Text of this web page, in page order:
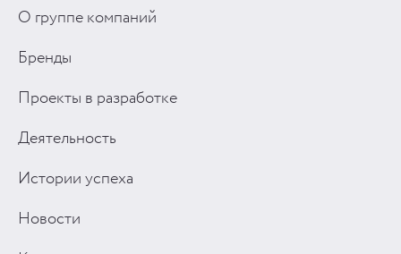
О группе компаний
Бренды
Проекты в разработке
Деятельность
Истории успеха
Новости